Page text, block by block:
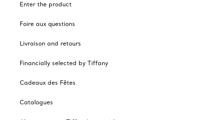
Enter the product
Foire aux questions
Livraison and retours
Financially selected by Tiffany
Cadeaux des Fêtes
Catalogues